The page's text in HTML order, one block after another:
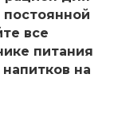
постоянной
все
питания
на